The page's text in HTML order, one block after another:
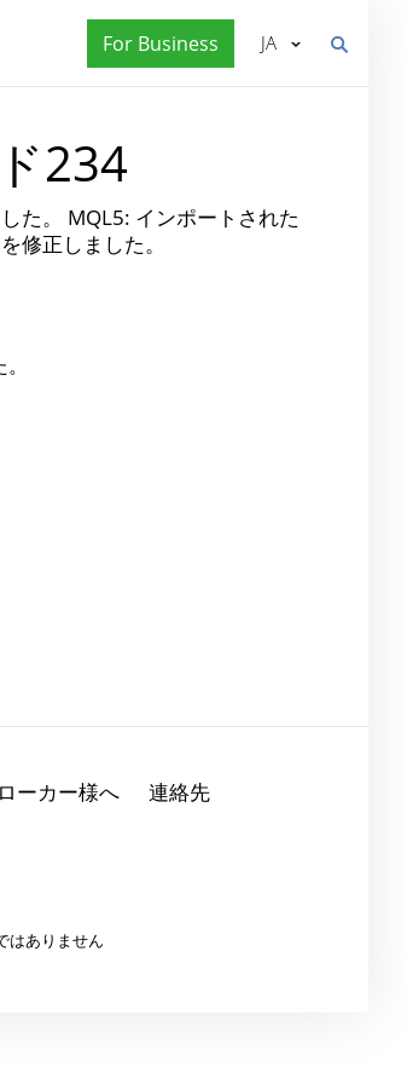
For Business JA
234
た。 MQL5: インポートされた
修正しました。
ーカー様へ 連絡先
はありません